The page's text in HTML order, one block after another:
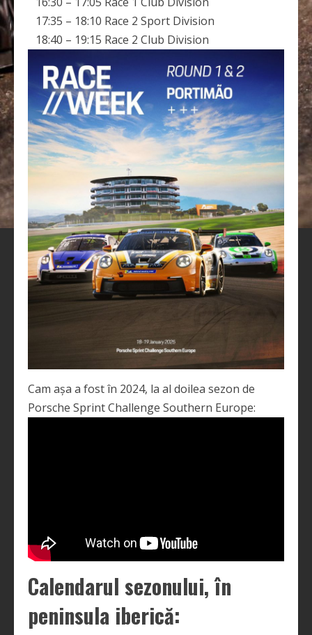
17:35 – 18:10 Race 2 Sport Division
18:40 – 19:15 Race 2 Club Division
Cam așa a fost în 2024, la al doilea sezon de
Porsche Sprint Challenge Southern Europe:
Calendarul sezonului, în
peninsula iberică: